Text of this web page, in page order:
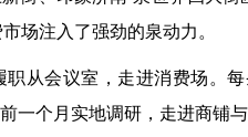
场注入了强劲的泉动力。
从会议室，走进消费场。
个月实地调研，走进商铺